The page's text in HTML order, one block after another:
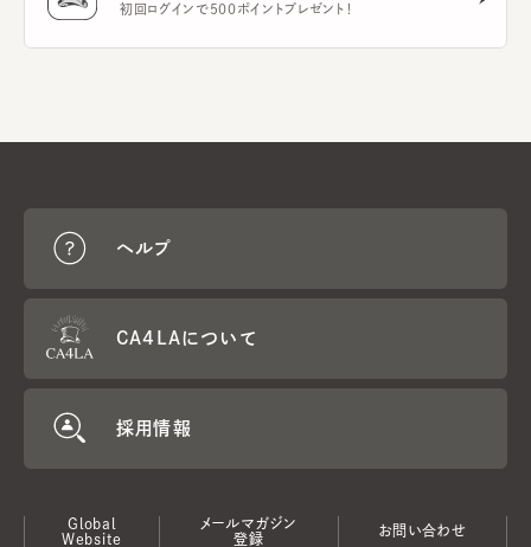
初回ログインで500ポイントプレゼント！
ヘルプ
CA4LAについて
採用情報
Global
Website
メールマガジン
登録
お問い合わせ